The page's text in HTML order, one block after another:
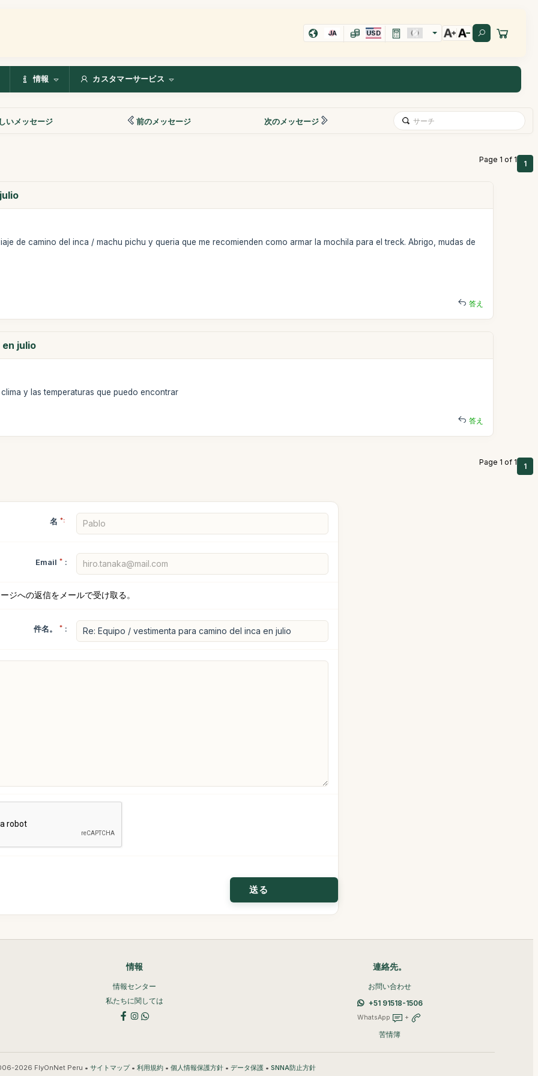
JA USD
情報 カスタマーサービス
いメッセージ 前のメッセージ 次のメッセージ
Page 1 of 1 1
de camino del inca / machu pichu y queria que me recomienden como armar la mochila para el treck. Abrigo, mudas de
答え
julio
y las temperaturas que puedo encontrar
答え
Page 1 of 1 1
名 *:
Email * :
ジへの返信をメールで受け取る。
件名。 * :
情報
情報センター
私たちに関しては
連絡先。
お問い合わせ
+51 91518-1506
WhatsApp +
苦情簿
2026 FlyOnNet Peru •サイトマップ•利用規約 •個人情報保護方針 •データ保護 •SNNA防止方針